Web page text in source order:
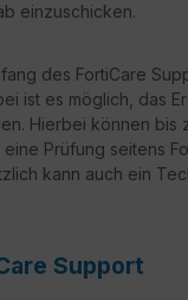
einzuschicken.
des FortiCare
ist es möglich, das
Hierbei können
eine Prüfung seitens
kann auch ein
Support